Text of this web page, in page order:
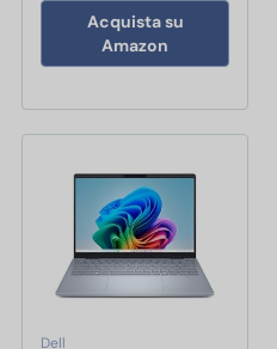
Acquista su
Amazon
Dell